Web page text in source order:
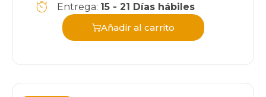
Entrega: 15 - 21 Días hábiles
Añadir al carrito